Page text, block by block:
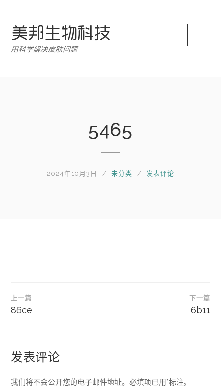
用科学解决皮肤问题
5465
2024年10月3日 未分类 发表评论
文
章
航
上一篇
86ce
下一篇
6b11
发表评论
我们将不会公开您的电子邮件地址。必填项已用*标注。